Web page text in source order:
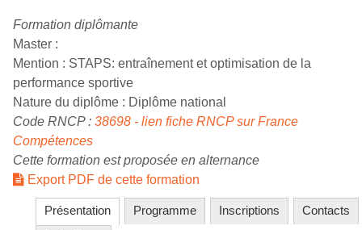
Formation diplômante
Master :
Mention : STAPS: entraînement et optimisation de la
performance sportive
Nature du diplôme : Diplôme national
Code RNCP : 38698 - lien fiche RNCP sur France
Compétences
Cette formation est proposée en alternance
Export PDF de cette formation
Présentation Programme Inscriptions
Contacts